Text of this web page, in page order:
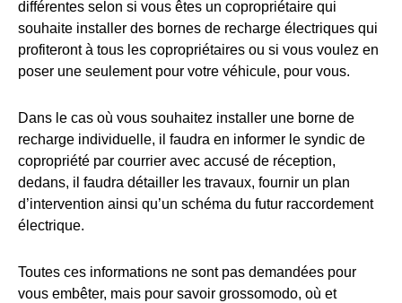
différentes selon si vous êtes un copropriétaire qui
souhaite installer des bornes de recharge électriques qui
profiteront à tous les copropriétaires ou si vous voulez en
poser une seulement pour votre véhicule, pour vous.
Dans le cas où vous souhaitez installer une borne de
recharge individuelle, il faudra en informer le syndic de
copropriété par courrier avec accusé de réception,
dedans, il faudra détailler les travaux, fournir un plan
d’intervention ainsi qu’un schéma du futur raccordement
électrique.
Toutes ces informations ne sont pas demandées pour
vous embêter, mais pour savoir grossomodo, où et